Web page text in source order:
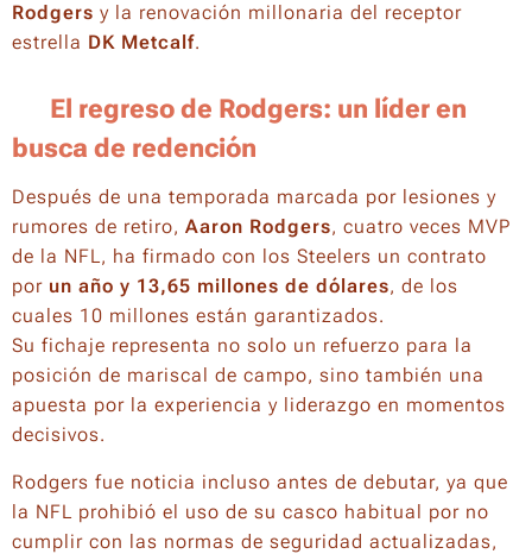
Rodgers y la renovación millonaria del receptor
estrella DK Metcalf.
El regreso de Rodgers: un líder en
busca de redención
Después de una temporada marcada por lesiones y
rumores de retiro, Aaron Rodgers, cuatro veces MVP
de la NFL, ha firmado con los Steelers un contrato
por un año y 13,65 millones de dólares, de los
cuales 10 millones están garantizados.
Su fichaje representa no solo un refuerzo para la
posición de mariscal de campo, sino también una
apuesta por la experiencia y liderazgo en momentos
decisivos.
Rodgers fue noticia incluso antes de debutar, ya que
la NFL prohibió el uso de su casco habitual por no
cumplir con las normas de seguridad actualizadas,